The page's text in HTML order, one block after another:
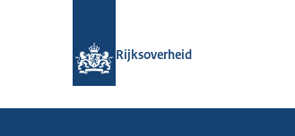
Rijksoverheid